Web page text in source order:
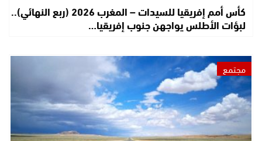
كأس أمم إفريقيا للسيدات – المغرب 2026 (ربع النهائي)..
لبؤات الأطلس يواجهن جنوب إفريقيا…
مجتمع